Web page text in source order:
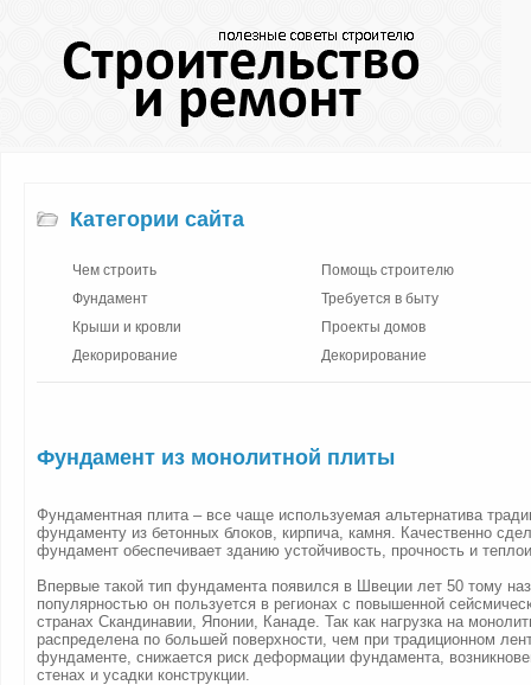
Категории сайта
Чем строить
Фундамент
Крыши и кровли
Декорирование
Помощь строителю
Требуется в быту
Проекты домов
Декорирование
Фундамент из монолитной плиты
Фундаментная плита – все чаще используемая альтернатива
фундаменту из бетонных блоков, кирпича, камня. Качественно
фундамент обеспечивает зданию устойчивость, прочность и
Впервые такой тип фундамента появился в Швеции лет 50 тому
популярностью он пользуется в регионах с повышенной
странах Скандинавии, Японии, Канаде. Так как нагрузка на
распределена по большей поверхности, чем при традиционном
фундаменте, снижается риск деформации фундамента,
стенах и усадки конструкции.